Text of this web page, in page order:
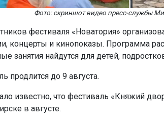
Фото: скриншот видео пресс-службы
фестиваля «Новатория»
концерты и кинопоказы. Программа
занятия найдутся для детей,
продлится до 9 августа.
известно, что фестиваль «Княжий
в августе.